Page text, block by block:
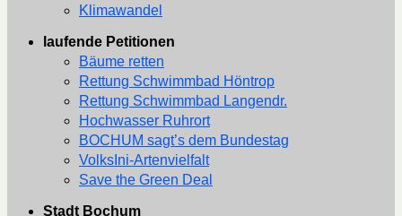
Klimawandel
laufende Petitionen
Bäume retten
Rettung Schwimmbad Höntrop
Rettung Schwimmbad Langendr.
Hochwasser Ruhrort
BOCHUM sagt’s dem Bundestag
VolksIni-Artenvielfalt
Save the Green Deal
Stadt Bochum